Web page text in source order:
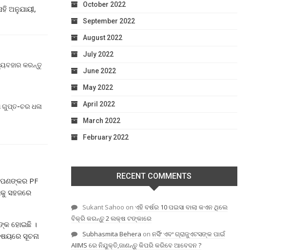
ଅନୁଯାୟୀ,
କରନ୍ତୁ
ଗୁପ୍ତ-ଚର ଧଳା
PF
ସହଜରେ
ହୋଇଛି ।
ସୂଚନା
October 2022
September 2022
August 2022
July 2022
June 2022
May 2022
April 2022
March 2022
February 2022
RECENT COMMENTS
Sukant Sahoo on ଏହି ବର୍ଷର 10 ପଇସା ବାଲା କଏନ ଥିଲେ
ବିକ୍ରି କରନ୍ତୁ 2 ଲକ୍ଷ ଟଙ୍କାରେ
Subhasmita Behera on ନର୍ସିଂ ଏବଂ ଗ୍ରାଜୁଏଟସଙ୍କ ପାଇଁ
AIIMS ରେ ନିଯୁକ୍ତି,ଜାଣନ୍ତୁ କିପରି କରିବେ ଆବେଦନ ?